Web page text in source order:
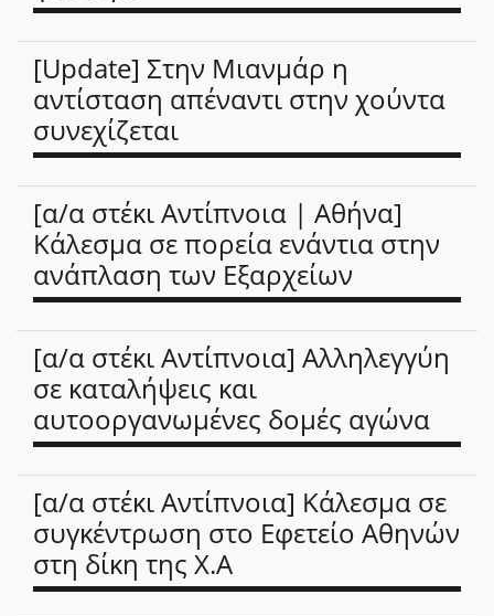
[Update] Στην Μιανμάρ η
αντίσταση απέναντι στην χούντα
συνεχίζεται
[α/α στέκι Αντίπνοια | Αθήνα]
Κάλεσμα σε πορεία ενάντια στην
ανάπλαση των Εξαρχείων
[α/α στέκι Αντίπνοια] Αλληλεγγύη
σε καταλήψεις και
αυτοοργανωμένες δομές αγώνα
[α/α στέκι Αντίπνοια] Κάλεσμα σε
συγκέντρωση στο Εφετείο Αθηνών
στη δίκη της Χ.Α